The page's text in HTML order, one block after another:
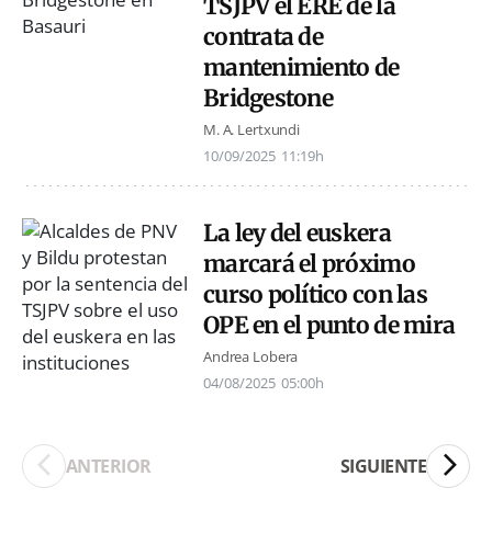
contrata de
mantenimiento de
Bridgestone
M. A. Lertxundi
10/09/2025 11:19h
La ley del euskera
marcará el próximo
curso político con las
OPE en el punto de mira
Andrea Lobera
04/08/2025 05:00h
ANTERIOR SIGUIENTE